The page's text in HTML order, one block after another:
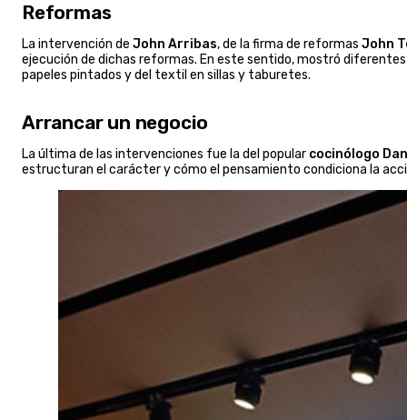
Reformas
La intervención de John Arribas, de la firma de reformas John
ejecución de dichas reformas. En este sentido, mostró
papeles pintados y del textil en sillas y taburetes.
Arrancar un negocio
La última de las intervenciones fue la del popular cocinólogo
estructuran el carácter y cómo el pensamiento condiciona la